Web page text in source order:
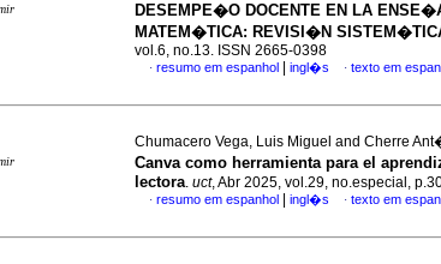
DESEMPE�O DOCENTE EN LA
MATEM�TICA: REVISI�N
vol.6, no.13. ISSN 2665-0398
· resumo em espanhol ingl�s · texto em
Chumacero Vega, Luis Miguel and Cherre
Canva como herramienta para el
lectora. uct, Abr 2025, vol.29, no.especial,
· resumo em espanhol ingl�s · texto em